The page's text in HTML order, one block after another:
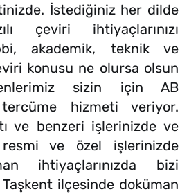
İstediğiniz her dilde
çeviri ihtiyaçlarınızı
akademik, teknik ve
konusu ne olursa olsun
sizin için AB
tercüme hizmeti veriyor.
ve benzeri işlerinizde ve
ve özel işlerinizde
ihtiyaçlarınızda bizi
ilçesinde doküman